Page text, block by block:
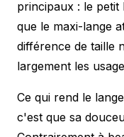
principaux : le petit
que le maxi-lange
différence de taille
largement les
Ce qui rend le
c'est que sa